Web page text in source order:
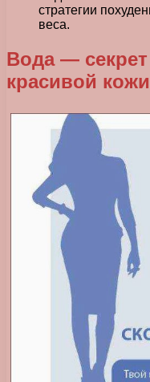
стратегии
веса.
Вода —
красивой